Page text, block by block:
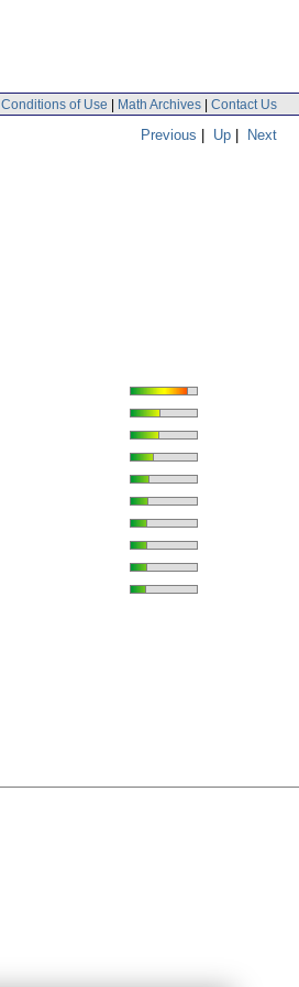
Conditions of Use | Math Archives | Contact Us
Previous | Up | Next